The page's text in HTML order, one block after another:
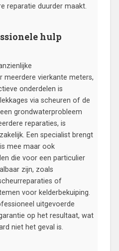
reparatie duurder maakt.
hulp
meerdere vierkante meters,
onderdelen is
via scheuren of de
grondwaterprobleem
reparaties, is
Een specialist brengt
mee maar ook
die voor een particulier
zijn, zoals
of
voor kelderbekuiping.
uitgevoerde
op het resultaat, wat
niet het geval is.